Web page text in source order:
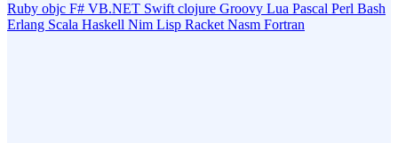
Ruby objc F# VB.NET Swift clojure Groovy Lua Pascal Perl Bash
Erlang Scala Haskell Nim Lisp Racket Nasm Fortran